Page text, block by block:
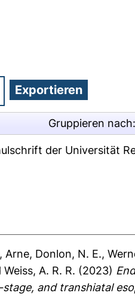
Gruppieren nach:
der Universität
Arne, Donlon, N. E.,
Weiss, A. R. R. (2023)
and transhiatal